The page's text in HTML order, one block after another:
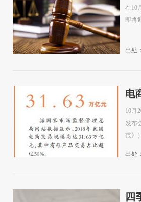
点
在10
即将
出处
电
10月
发布
范》
出处
四